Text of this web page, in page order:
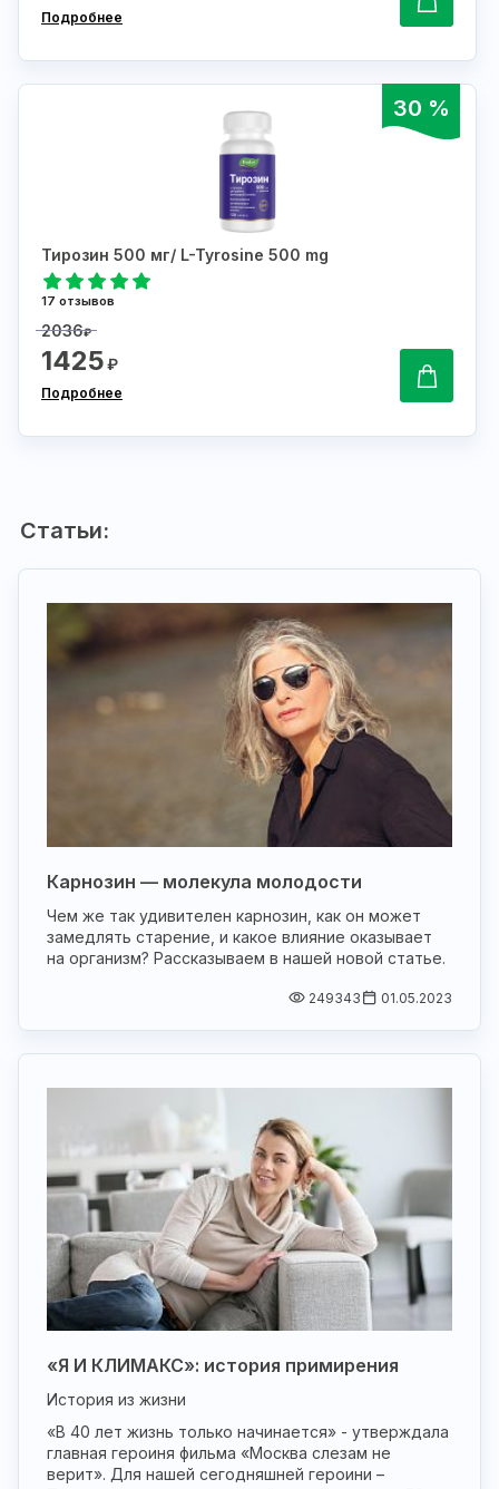
Подробнее
30 %
Тирозин 500 мг/ L-Tyrosine 500 mg
17 отзывов
2036₽
1425₽
Подробнее
Статьи:
Карнозин — молекула молодости
Чем же так удивителен карнозин, как он может
замедлять старение, и какое влияние оказывает
на организм? Рассказываем в нашей новой статье.
249343 01.05.2023
«Я И КЛИМАКС»: история примирения
История из жизни
«В 40 лет жизнь только начинается» - утверждала
главная героиня фильма «Москва слезам не
верит». Для нашей сегодняшней героини –